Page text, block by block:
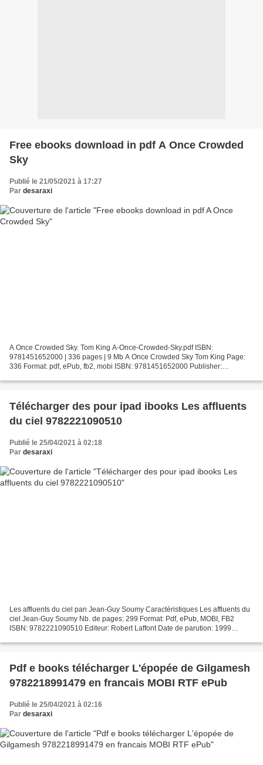
Free ebooks download in pdf A Once Crowded
Sky
Publié le 21/05/2021 à 17:27
Par desaraxi
A Once Crowded Sky. Tom King A-Once-Crowded-Sky.pdf ISBN:
9781451652000 | 336 pages | 9 Mb A Once Crowded Sky Tom King Page:
336 Format: pdf, ePub, fb2, mobi ISBN: 9781451652000 Publisher:
Télécharger des pour ipad ibooks Les affluents
du ciel 9782221090510
Publié le 25/04/2021 à 02:18
Par desaraxi
Les affluents du ciel pan Jean-Guy Soumy Caractéristiques Les affluents du
ciel Jean-Guy Soumy Nb. de pages: 299 Format: Pdf, ePub, MOBI, FB2
ISBN: 9782221090510 Editeur: Robert Laffont Date de parution: 1999
Pdf e books télécharger L'épopée de Gilgamesh
9782218991479 en francais MOBI RTF ePub
Publié le 25/04/2021 à 02:16
Par desaraxi